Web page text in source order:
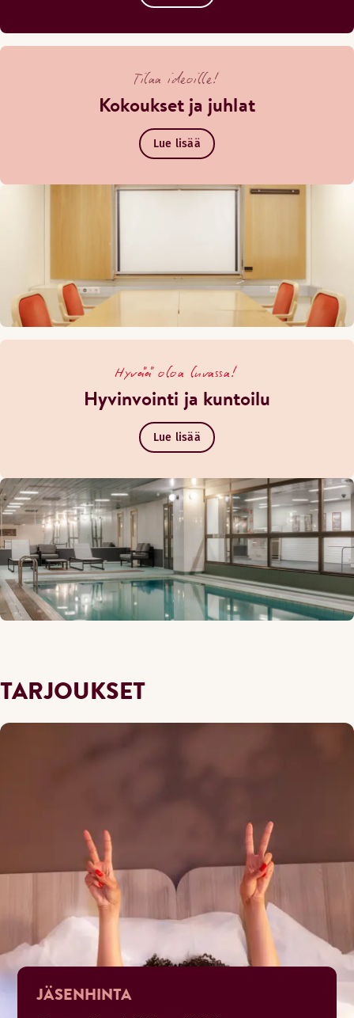
Tilaa ideoille!
Kokoukset ja juhlat
Lue lisää
Hyvää oloa luvassa!
Hyvinvointi ja kuntoilu
Lue lisää
TARJOUKSET
JÄSENHINTA